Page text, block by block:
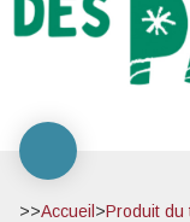
>>Accueil >Produit du